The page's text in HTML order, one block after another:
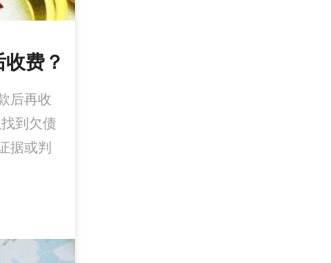
费？
后再收
到欠债
据或判